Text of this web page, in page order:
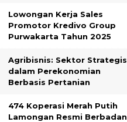
Lowongan Kerja Sales
Promotor Kredivo Group
Purwakarta Tahun 2025
Agribisnis: Sektor Strategis
dalam Perekonomian
Berbasis Pertanian
474 Koperasi Merah Putih
Lamongan Resmi Berbadan